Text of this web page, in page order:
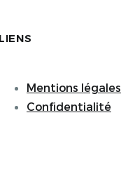
LIENS
Mentions légales
Confidentialité